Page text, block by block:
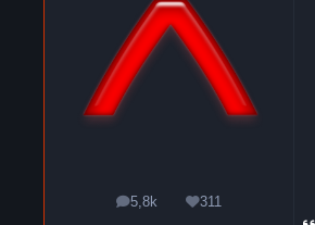
5,8k
messages311
Réputation